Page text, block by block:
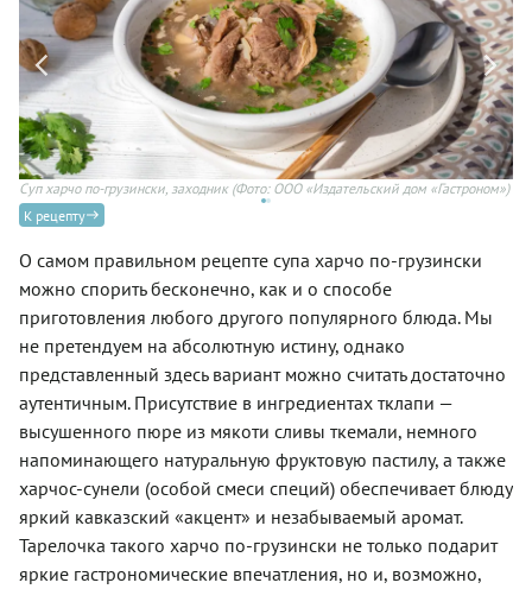
Суп харчо по-грузински, заходник(Фото: ООО «Издательский дом «Гастроном»)
К рецепту
О самом правильном рецепте супа харчо по-грузински
можно спорить бесконечно, как и о способе
приготовления любого другого популярного блюда. Мы
не претендуем на абсолютную истину, однако
представленный здесь вариант можно считать достаточно
аутентичным. Присутствие в ингредиентах тклапи —
высушенного пюре из мякоти сливы ткемали, немного
напоминающего натуральную фруктовую пастилу, а также
харчос-сунели (особой смеси специй) обеспечивает блюду
яркий кавказский «акцент» и незабываемый аромат.
Тарелочка такого харчо по-грузински не только подарит
яркие гастрономические впечатления, но и, возможно,